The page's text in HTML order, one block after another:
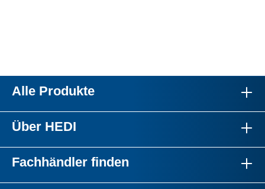
Alle Produkte
Über HEDI
Fachhändler finden